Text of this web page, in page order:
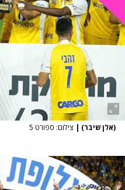
(אלן שיבר) | צילום: ספורט 5